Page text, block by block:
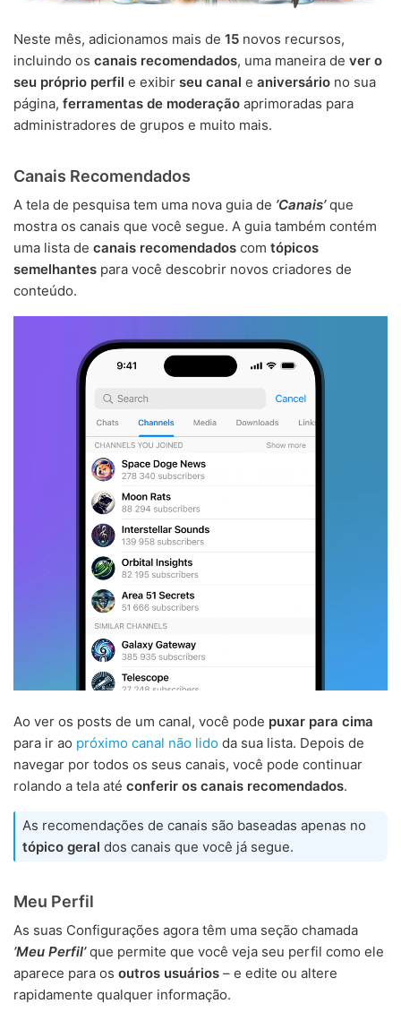
Neste mês, adicionamos mais de 15 novos recursos,
incluindo os canais recomendados, uma maneira de ver o
seu próprio perfil e exibir seu canal e aniversário no sua
página, ferramentas de moderação aprimoradas para
administradores de grupos e muito mais.
Canais Recomendados
A tela de pesquisa tem uma nova guia de ’Canais’que
mostra os canais que você segue. A guia também contém
uma lista de canais recomendados com tópicos
semelhantes para você descobrir novos criadores de
conteúdo.
Ao ver os posts de um canal, você pode puxar para cima
para ir ao próximo canal não lido da sua lista. Depois de
navegar por todos os seus canais, você pode continuar
rolando a tela até conferir os canais recomendados.
As recomendações de canais são baseadas apenas no
tópico geral dos canais que você já segue.
Meu Perfil
As suas Configurações agora têm uma seção chamada
’Meu Perfil’que permite que você veja seu perfil como ele
aparece para os outros usuários – e edite ou altere
rapidamente qualquer informação.